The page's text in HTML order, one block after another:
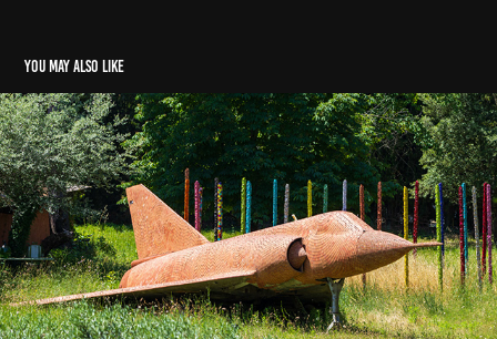
You may also like
Wrecks & Relics
2024